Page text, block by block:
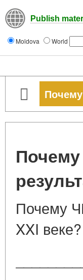
Publish
Moldova World
Почему
XXI веке?